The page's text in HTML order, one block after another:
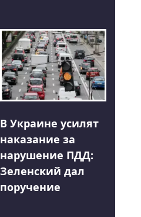
В Украине усилят
наказание за
нарушение ПДД:
Зеленский дал
поручение